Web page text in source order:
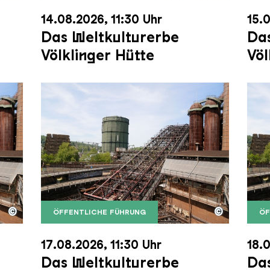
14.08.2026, 11:30 Uhr
Das Weltkulturerbe
Völklinger Hütte
Hütte mit dem Gasometer im Hintergrund
Hütte | Karl Heinrich Veith
© ÖFFENTLICHE FÜHRUNG
Der Erzschrägaufzug der Völklinger Hütte
Copyright: Weltkulturerbe Völklinger Hütte |
©
17.08.2026, 11:30 Uhr
Das Weltkulturerbe
Der